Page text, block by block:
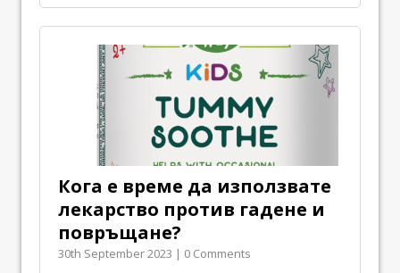
Кога е време да използвате
лекарство против гадене и
повръщане?
30th September 2023 | 0 Comments